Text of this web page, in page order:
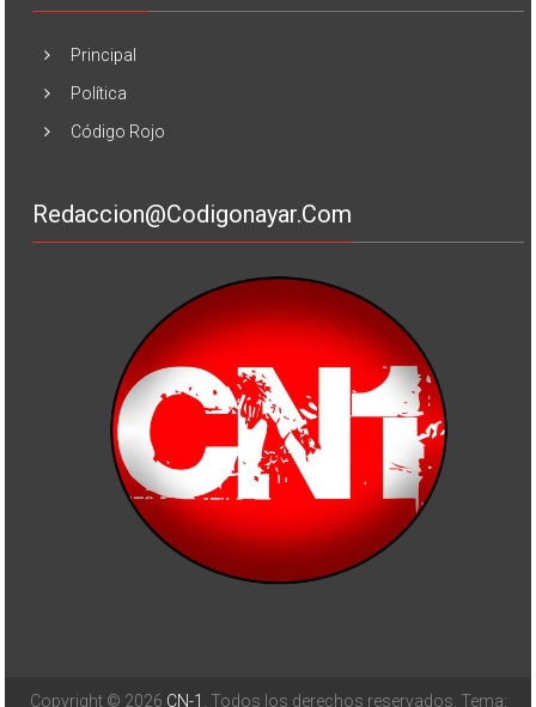
Principal
Política
Código Rojo
Redaccion@codigonayar.com
Copyright © 2026 CN-1 . Todos los derechos reservados. Tema: